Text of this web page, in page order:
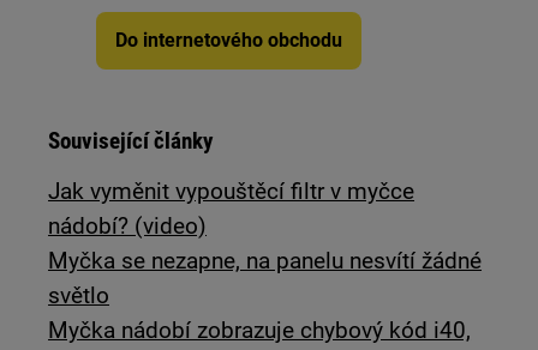
Do internetového obchodu
Související články
Jak vyměnit vypouštěcí filtr v myčce
nádobí? (video)
Myčka se nezapne, na panelu nesvítí žádné
světlo
Myčka nádobí zobrazuje chybový kód i40,